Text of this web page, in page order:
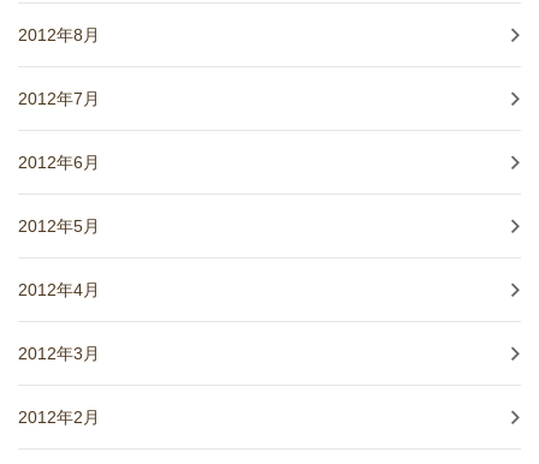
2012年8月
2012年7月
2012年6月
2012年5月
2012年4月
2012年3月
2012年2月